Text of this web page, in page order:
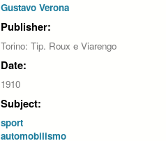
Gustavo Verona
Publisher:
Torino: Tip. Roux e Viarengo
Date:
1910
Subject:
sport
automobilismo